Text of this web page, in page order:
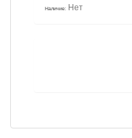
Наличие: Нет